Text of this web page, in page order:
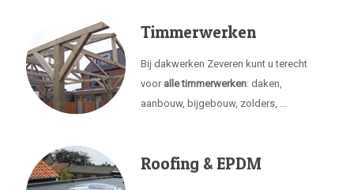
Timmerwerken
Bij dakwerken Zeveren kunt u terecht
voor alle timmerwerken: daken,
aanbouw, bijgebouw, zolders, ...
Roofing & EPDM